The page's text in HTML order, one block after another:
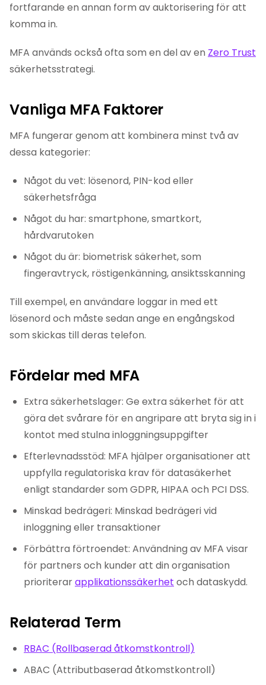
fortfarande en annan form av auktorisering för att
komma in.
MFA används också ofta som en del av en Zero Trust
säkerhetsstrategi.
Vanliga MFA Faktorer
MFA fungerar genom att kombinera minst två av
dessa kategorier:
Något du vet: lösenord, PIN-kod eller
säkerhetsfråga
Något du har: smartphone, smartkort,
hårdvarutoken
Något du är: biometrisk säkerhet, som
fingeravtryck, röstigenkänning, ansiktsskanning
Till exempel, en användare loggar in med ett
lösenord och måste sedan ange en engångskod
som skickas till deras telefon.
Fördelar med MFA
Extra säkerhetslager: Ge extra säkerhet för att
göra det svårare för en angripare att bryta sig in i
kontot med stulna inloggningsuppgifter
Efterlevnadsstöd: MFA hjälper organisationer att
uppfylla regulatoriska krav för datasäkerhet
enligt standarder som GDPR, HIPAA och PCI DSS.
Minskad bedrägeri: Minskad bedrägeri vid
inloggning eller transaktioner
Förbättra förtroendet: Användning av MFA visar
för partners och kunder att din organisation
prioriterarapplikationssäkerhet och dataskydd.
Relaterad Term
RBAC (Rollbaserad åtkomstkontroll)
ABAC (Attributbaserad åtkomstkontroll)